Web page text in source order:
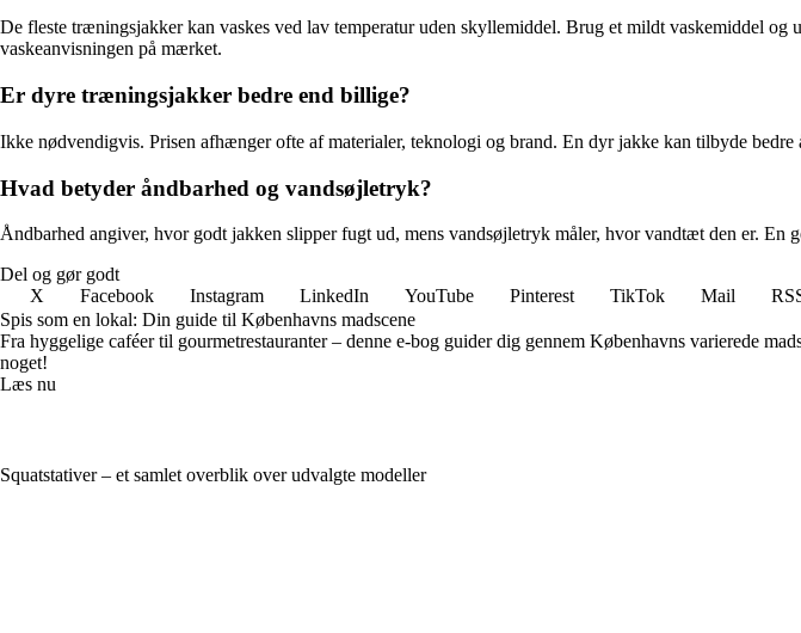
De fleste træningsjakker kan vaskes ved lav temperatur uden skyllemiddel. Brug et mildt vaskemiddel og
vaskeanvisningen på mærket.
Er dyre træningsjakker bedre end billige?
Ikke nødvendigvis. Prisen afhænger ofte af materialer, teknologi og brand. En dyr jakke kan tilbyde
Hvad betyder åndbarhed og vandsøjletryk?
Åndbarhed angiver, hvor godt jakken slipper fugt ud, mens vandsøjletryk måler, hvor vandtæt den er.
Del og gør godt
X
Facebook Instagram LinkedIn YouTube Pinterest TikTok Mail
Spis som en lokal: Din guide til Københavns madscene
Fra hyggelige caféer til gourmetrestauranter – denne e-bog guider dig gennem Københavns varierede
noget!
Læs nu
Squatstativer – et samlet overblik over udvalgte modeller